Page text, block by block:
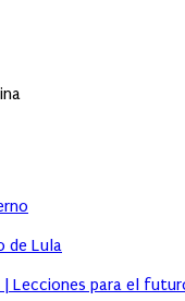
de Lula
| Lecciones para el